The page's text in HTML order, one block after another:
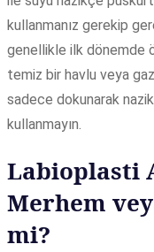
kullanmanız gerekip
genellikle ilk dönemde
temiz bir havlu veya
sadece dokunarak
kullanmayın.
Labioplasti
Merhem
mi?